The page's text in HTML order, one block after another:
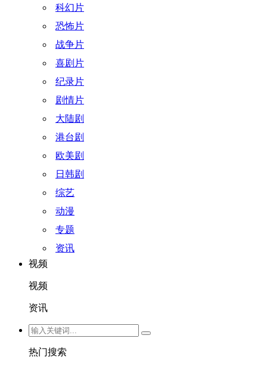
科幻片
恐怖片
战争片
喜剧片
纪录片
剧情片
大陆剧
港台剧
欧美剧
日韩剧
综艺
动漫
专题
资讯
视频
视频
资讯
热门搜索